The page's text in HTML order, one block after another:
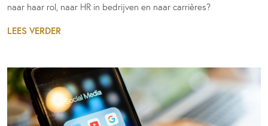
naar haar rol, naar HR in bedrijven en naar carrières?
LEES VERDER